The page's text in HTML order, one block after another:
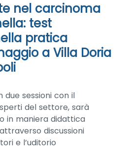
nel carcinoma
test
pratica
a Villa Doria
due sessioni con il
del settore, sarà
in maniera didattica
discussioni
e l’uditorio